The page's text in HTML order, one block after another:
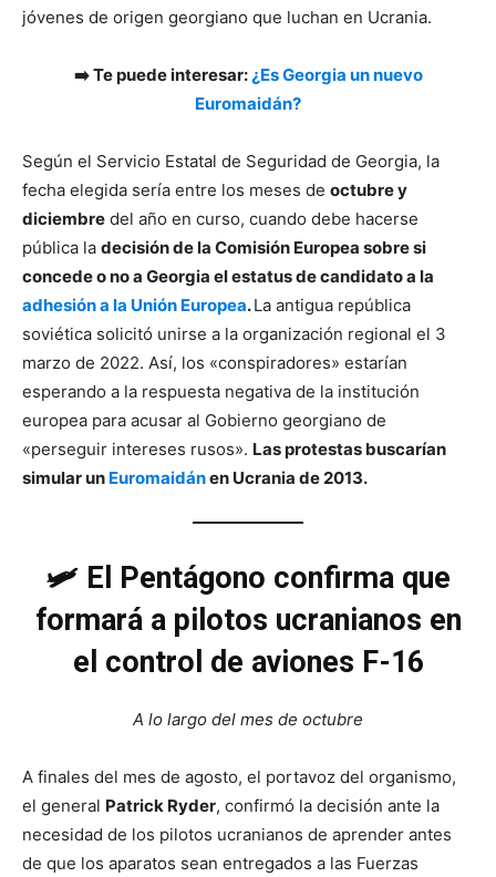
jóvenes de origen georgiano que luchan en Ucrania.
➡️ Te puede interesar: ¿Es Georgia un nuevo
Euromaidán?
Según el Servicio Estatal de Seguridad de Georgia, la
fecha elegida sería entre los meses de octubre y
diciembre del año en curso, cuando debe hacerse
pública la decisión de la Comisión Europea sobre si
concede o no a Georgia el estatus de candidato a la
adhesión a la Unión Europea.La antigua república
soviética solicitó unirse a la organización regional el 3
marzo de 2022. Así, los «conspiradores» estarían
esperando a la respuesta negativa de la institución
europea para acusar al Gobierno georgiano de
«perseguir intereses rusos». Las protestas buscarían
simular un Euromaidánen Ucrania de 2013.
🛩️ El Pentágono confirma que
formará a pilotos ucranianos en
el control de aviones F-16
A lo largo del mes de octubre
A finales del mes de agosto, el portavoz del organismo,
el general Patrick Ryder, confirmó la decisión ante la
necesidad de los pilotos ucranianos de aprender antes
de que los aparatos sean entregados a las Fuerzas